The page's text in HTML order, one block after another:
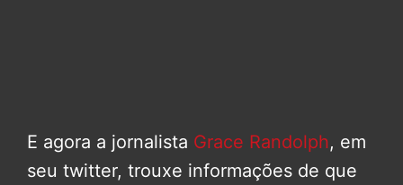
E agora a jornalista Grace Randolph, em
seu twitter, trouxe informações de que